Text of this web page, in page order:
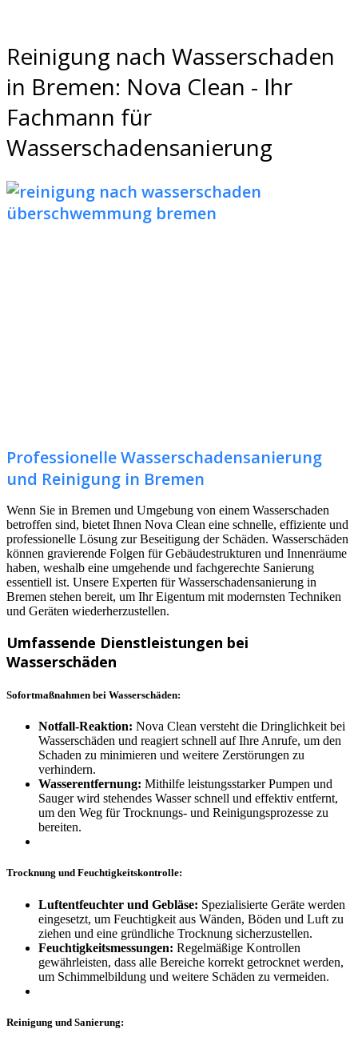
Reinigung nach Wasserschaden
in Bremen: Nova Clean - Ihr
Fachmann für
Wasserschadensanierung
Professionelle Wasserschadensanierung
und Reinigung in Bremen
Wenn Sie in Bremen und Umgebung von einem Wasserschaden
betroffen sind, bietet Ihnen Nova Clean eine schnelle, effiziente und
professionelle Lösung zur Beseitigung der Schäden. Wasserschäden
können gravierende Folgen für Gebäudestrukturen und Innenräume
haben, weshalb eine umgehende und fachgerechte Sanierung
essentiell ist. Unsere Experten für Wasserschadensanierung in
Bremen stehen bereit, um Ihr Eigentum mit modernsten Techniken
und Geräten wiederherzustellen.
Umfassende Dienstleistungen bei
Wasserschäden
Sofortmaßnahmen bei Wasserschäden:
Notfall-Reaktion: Nova Clean versteht die Dringlichkeit bei
Wasserschäden und reagiert schnell auf Ihre Anrufe, um den
Schaden zu minimieren und weitere Zerstörungen zu
verhindern.
Wasserentfernung: Mithilfe leistungsstarker Pumpen und
Sauger wird stehendes Wasser schnell und effektiv entfernt,
um den Weg für Trocknungs- und Reinigungsprozesse zu
bereiten.
Trocknung und Feuchtigkeitskontrolle:
Luftentfeuchter und Gebläse: Spezialisierte Geräte werden
eingesetzt, um Feuchtigkeit aus Wänden, Böden und Luft zu
ziehen und eine gründliche Trocknung sicherzustellen.
Feuchtigkeitsmessungen: Regelmäßige Kontrollen
gewährleisten, dass alle Bereiche korrekt getrocknet werden,
um Schimmelbildung und weitere Schäden zu vermeiden.
Reinigung und Sanierung: